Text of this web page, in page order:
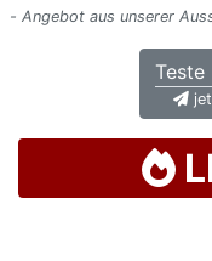
- Angebot aus unserer
Teste